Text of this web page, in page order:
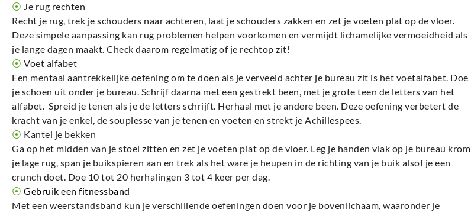
⦿ Je rug rechten
Recht je rug, trek je schouders naar achteren, laat je schouders zakken en zet je voeten plat op de vloer.
Deze simpele aanpassing kan rug problemen helpen voorkomen en vermijdt lichamelijke vermoeidheid als
je lange dagen maakt. Check daarom regelmatig of je rechtop zit!
⦿ Voet alfabet
Een mentaal aantrekkelijke oefening om te doen als je verveeld achter je bureau zit is het voetalfabet. Doe
je schoen uit onder je bureau. Schrijf daarna met een gestrekt been, met je grote teen de letters van het
alfabet. Spreid je tenen als je de letters schrijft. Herhaal met je andere been. Deze oefening verbetert de
kracht van je enkel, de souplesse van je tenen en voeten en strekt je Achillespees.
⦿ Kantel je bekken
Ga op het midden van je stoel zitten en zet je voeten plat op de vloer. Leg je handen vlak op je bureau krom
je lage rug, span je buikspieren aan en trek als het ware je heupen in de richting van je buik alsof je een
crunch doet. Doe 10 tot 20 herhalingen 3 tot 4 keer per dag.
⦿ Gebruik een fitnessband
Met een weerstandsband kun je verschillende oefeningen doen voor je bovenlichaam, waaronder je